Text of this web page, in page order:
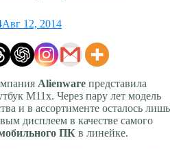
Авг 12, 2014
Alienware представила
M11x. Через пару лет модель
и в ассортименте осталось лишь
дисплеем в качестве самого
ПК в линейке.